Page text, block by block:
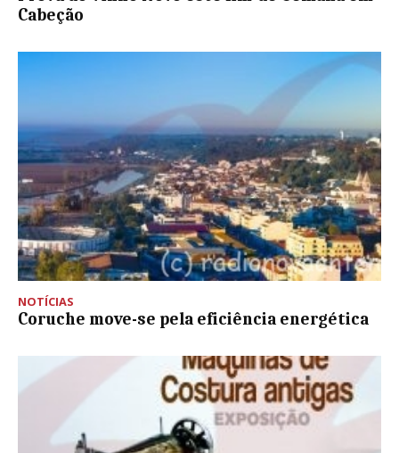
Cabeção
NOTÍCIAS
Coruche move-se pela eficiência energética